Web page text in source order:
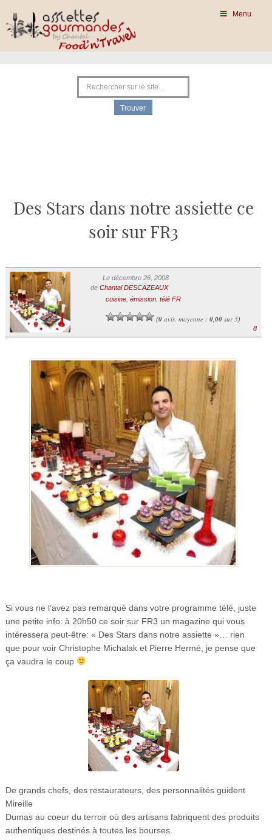
Menu
Des Stars dans notre assiette ce
soir sur FR3
Le décembre 26, 2008
de Chantal DESCAZEAUX
cuisine, émission, télé FR
(0avis, moyenne : 0,00sur 5)
8
Si vous ne l’avez pas remarqué dans votre programme télé, juste
une petite info: à 20h50 ce soir sur FR3 un magazine qui vous
intéressera peut-être: « Des Stars dans notre assiette »… rien
que pour voir Christophe Michalak et Pierre Hermé, je pense que
ça vaudra le coup
De grands chefs, des restaurateurs, des personnalités guident
Mireille
Dumas au coeur du terroir où des artisans fabriquent des produits
authentiques destinés à toutes les bourses.